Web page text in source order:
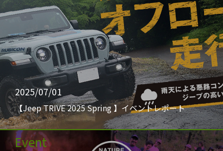
2025/07/01
【Jeep TRIVE 2025 Spring 】イベントレポート
Event